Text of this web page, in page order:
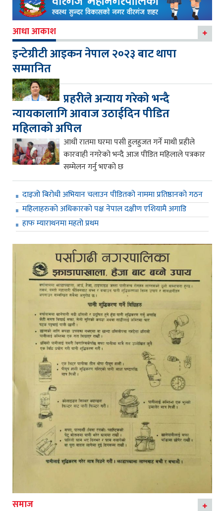
आधा आकाश
इन्टेग्रीटी आइकन नेपाल २०२३ बाट थापा
सम्मानित
प्रहरीले अन्याय गरेको भन्दै
न्यायकालागि आवाज उठाईदिन पीडित
महिलाको अपिल
आधी रातमा घरमा पसी हुलहुजत गर्ने माथी प्रहीले
कारवाही नगरेको भन्दै आज पीडित महिलाले पत्रकार
सम्मेलन गर्नु भएको छ
दाइजो बिरोधी अभियान चलाउन पीडितको नाममा प्रतिष्ठानको गठन
महिलाहरुको अधिकारको पक्ष नेपाल दक्षीण एशियामै अगाडि
हाफ म्याराथनमा महतो प्रथम
समाज